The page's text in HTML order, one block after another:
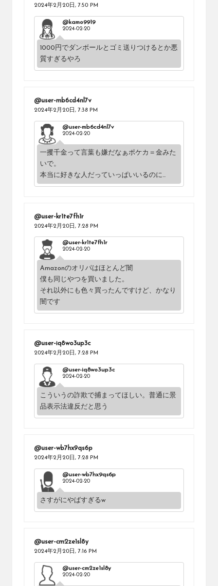
2024年2月20日, 7:50 PM
@kamo9919
2024-02-20
1000円でダンボールとゴミ送りつけるとか悪
質すぎるやろ
@user-mb6cd4nl7v
2024年2月20日, 7:38 PM
@user-mb6cd4nl7v
2024-02-20
一攫千金って言葉も嫌だなぁポケカ＝金みた
いで。
本当に好きな人だっていっぱいいるのに…
@user-kr1te7fh1r
2024年2月20日, 7:28 PM
@user-kr1te7fh1r
2024-02-20
Amazonのオリパはほとんど闇
僕も同じやつを買いました。
それ以外にも色々買ったんですけど、かなり
闇です
@user-iq8wo3up3c
2024年2月20日, 7:28 PM
@user-iq8wo3up3c
2024-02-20
こういうの詐欺で捕まってほしい。普通に景
品表示法違反だと思う
@user-wb7hx9qs6p
2024年2月20日, 7:28 PM
@user-wb7hx9qs6p
2024-02-20
さすがにやばすぎるw
@user-cm2ze1sl8y
2024年2月20日, 7:16 PM
@user-cm2ze1sl8y
2024-02-20